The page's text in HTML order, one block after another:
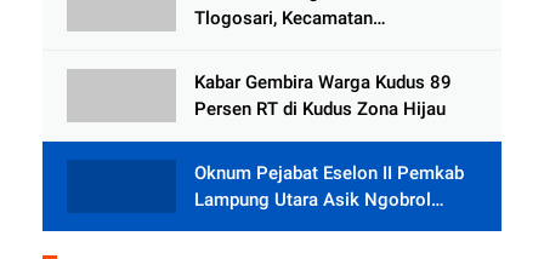
Tlogosari, Kecamatan
Rumah dari BAZNAS
Kabar Gembira Warga Kudus 89
Persen RT di Kudus Zona Hijau
Oknum Pejabat Eselon II Pemkab
Lampung Utara Asik Ngobrol
Dengan Teman Kencan Wanitanya